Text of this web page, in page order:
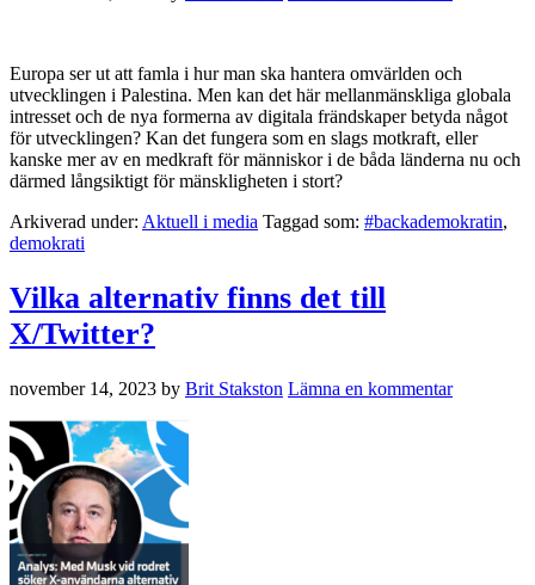
Europa ser ut att famla i hur man ska hantera omvärlden och
utvecklingen i Palestina. Men kan det här mellanmänskliga globala
intresset och de nya formerna av digitala frändskaper betyda något
för utvecklingen? Kan det fungera som en slags motkraft, eller
kanske mer av en medkraft för människor i de båda länderna nu och
därmed långsiktigt för mänskligheten i stort?
Arkiverad under: Aktuell i media Taggad som: #backademokratin,
demokrati
Vilka alternativ finns det till
X/Twitter?
november 14, 2023 by Brit Stakston Lämna en kommentar